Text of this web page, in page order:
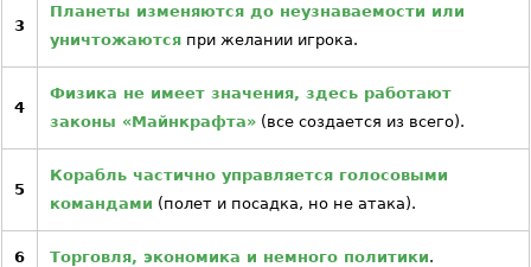
3
Планеты изменяются до неузнаваемости или
уничтожаются при желании игрока.
4
Физика не имеет значения, здесь работают
законы «Майнкрафта» (все создается из всего).
5
Корабль частично управляется голосовыми
командами (полет и посадка, но не атака).
6 Торговля, экономика и немного политики.